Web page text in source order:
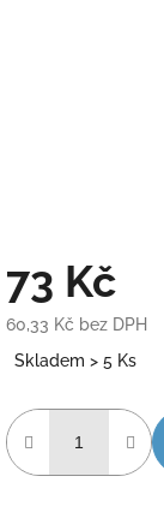
73 Kč
60,33 Kč bez DPH
cena:
Skladem > 5 Ks